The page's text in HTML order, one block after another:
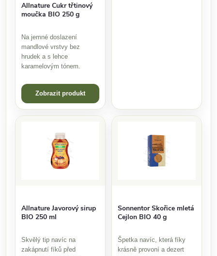
Allnature Cukr třtinový
moučka BIO 250 g
Na jemné doslazení
mandlové vrstvy bez
hrudek a s lehce
karamelovým tónem.
Zobrazit produkt
Allnature Javorový sirup
BIO 250 ml
Skvělý tip navíc na
zakápnutí fíků před
Sonnentor Skořice mletá
Cejlon BIO 40 g
Špetka navíc, která fíky
krásně provoní a dezert